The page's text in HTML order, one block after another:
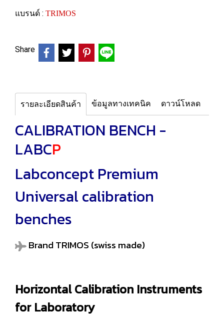
แบรนด์ : TRIMOS
Share
รายละเอียดสินค้า ข้อมูลทางเทคนิค ดาวน์โหลด
CALIBRATION BENCH -
LABCP
Labconcept Premium
Universal calibration
benches
Brand TRIMOS (swiss made)
Horizontal Calibration Instruments
for Laboratory